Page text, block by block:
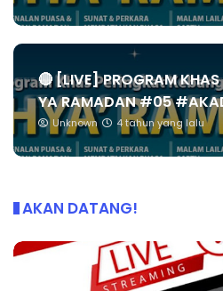
🔴 [LIVE] PROGRAM
YA RAMADAN #05
Unknown 4 tahun yang lalu
AKAN DATANG!